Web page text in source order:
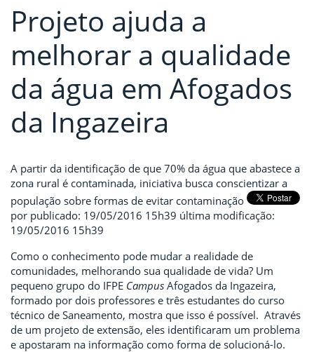
Projeto ajuda a
melhorar a qualidade
da água em Afogados
da Ingazeira
A partir da identificação de que 70% da água que abastece a
zona rural é contaminada, iniciativa busca conscientizar a
população sobre formas de evitar contaminação
por publicado: 19/05/2016 15h39 última modificação:
19/05/2016 15h39
Como o conhecimento pode mudar a realidade de
comunidades, melhorando sua qualidade de vida? Um
pequeno grupo do IFPE Campus Afogados da Ingazeira,
formado por dois professores e três estudantes do curso
técnico de Saneamento, mostra que isso é possível. Através
de um projeto de extensão, eles identificaram um problema
e apostaram na informação como forma de solucioná-lo.